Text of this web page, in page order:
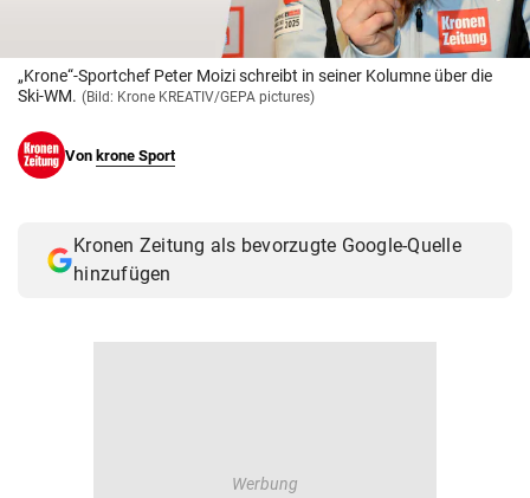
© Krone Multimedia GmbH & Co KG 2026
„Krone“-Sportchef Peter Moizi schreibt in seiner Kolumne über die
Ski-WM. (Bild: Krone KREATIV/GEPA pictures)
Von krone Sport
Kronen Zeitung als bevorzugte Google-Quelle
hinzufügen